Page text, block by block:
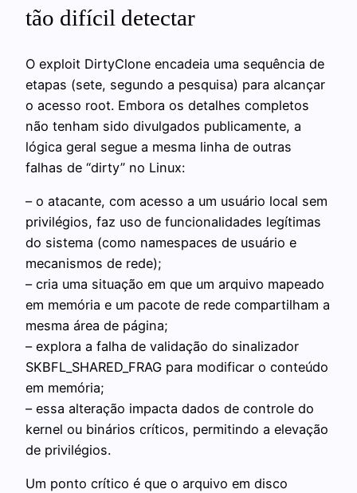
tão difícil detectar
O exploit DirtyClone encadeia uma sequência de
etapas (sete, segundo a pesquisa) para alcançar
o acesso root. Embora os detalhes completos
não tenham sido divulgados publicamente, a
lógica geral segue a mesma linha de outras
falhas de “dirty” no Linux:
– o atacante, com acesso a um usuário local sem
privilégios, faz uso de funcionalidades legítimas
do sistema (como namespaces de usuário e
mecanismos de rede);
– cria uma situação em que um arquivo mapeado
em memória e um pacote de rede compartilham a
mesma área de página;
– explora a falha de validação do sinalizador
SKBFL_SHARED_FRAG para modificar o conteúdo
em memória;
– essa alteração impacta dados de controle do
kernel ou binários críticos, permitindo a elevação
de privilégios.
Um ponto crítico é que o arquivo em disco